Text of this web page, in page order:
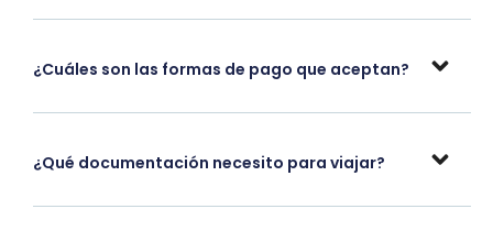
¿Cuáles son las formas de pago que aceptan?
¿Qué documentación necesito para viajar?